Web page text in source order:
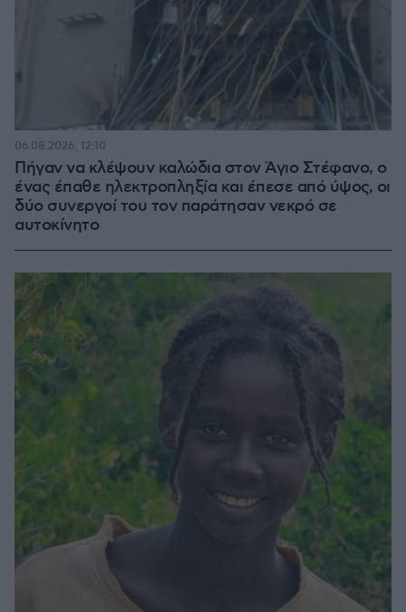
Πήγαν να κλέψουν καλώδια στον Άγιο Στέφανο, ο
ένας έπαθε ηλεκτροπληξία και έπεσε από ύψος, οι
δύο συνεργοί του τον παράτησαν νεκρό σε
αυτοκίνητο
06.08.2026, 12:10